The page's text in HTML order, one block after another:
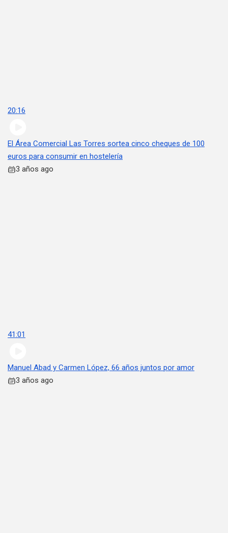
20:16
El Área Comercial Las Torres sortea cinco cheques de 100
euros para consumir en hostelería
3 años ago
41:01
Manuel Abad y Carmen López, 66 años juntos por amor
3 años ago